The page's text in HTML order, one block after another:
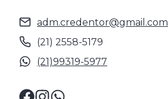
adm.credentor@gmail.com
(21) 2558-5179
(21)99319-5977